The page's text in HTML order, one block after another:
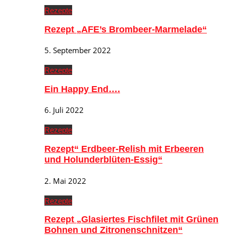
Rezepte
Rezept „AFE’s Brombeer-Marmelade“
5. September 2022
Rezepte
Ein Happy End….
6. Juli 2022
Rezepte
Rezept“ Erdbeer-Relish mit Erbeeren
und Holunderblüten-Essig“
2. Mai 2022
Rezepte
Rezept „Glasiertes Fischfilet mit Grünen
Bohnen und Zitronenschnitzen“